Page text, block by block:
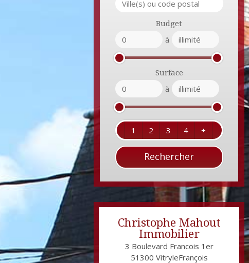
Budget
à
Surface
à
1 2 3 4 +
Christophe Mahout
Immobilier
3 Boulevard Francois 1er
51300 VitryleFrançois